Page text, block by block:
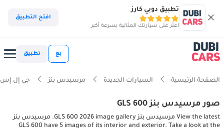
تطبيق دوبي كارز
اعثر على سيارتك المثالية بسرعة أكبر
افتح التطبيق
بع تطبيق
الصفحة الرئيسية السيارات الجديدة مرسيدس بنز جي إل إس
صور مرسيدس بنز GLS 600
View the latest مرسيدس بنز GLS 600 2026 image gallery. مرسيدس بنز
GLS 600 have 5 images of its interior and exterior. Take a look at the